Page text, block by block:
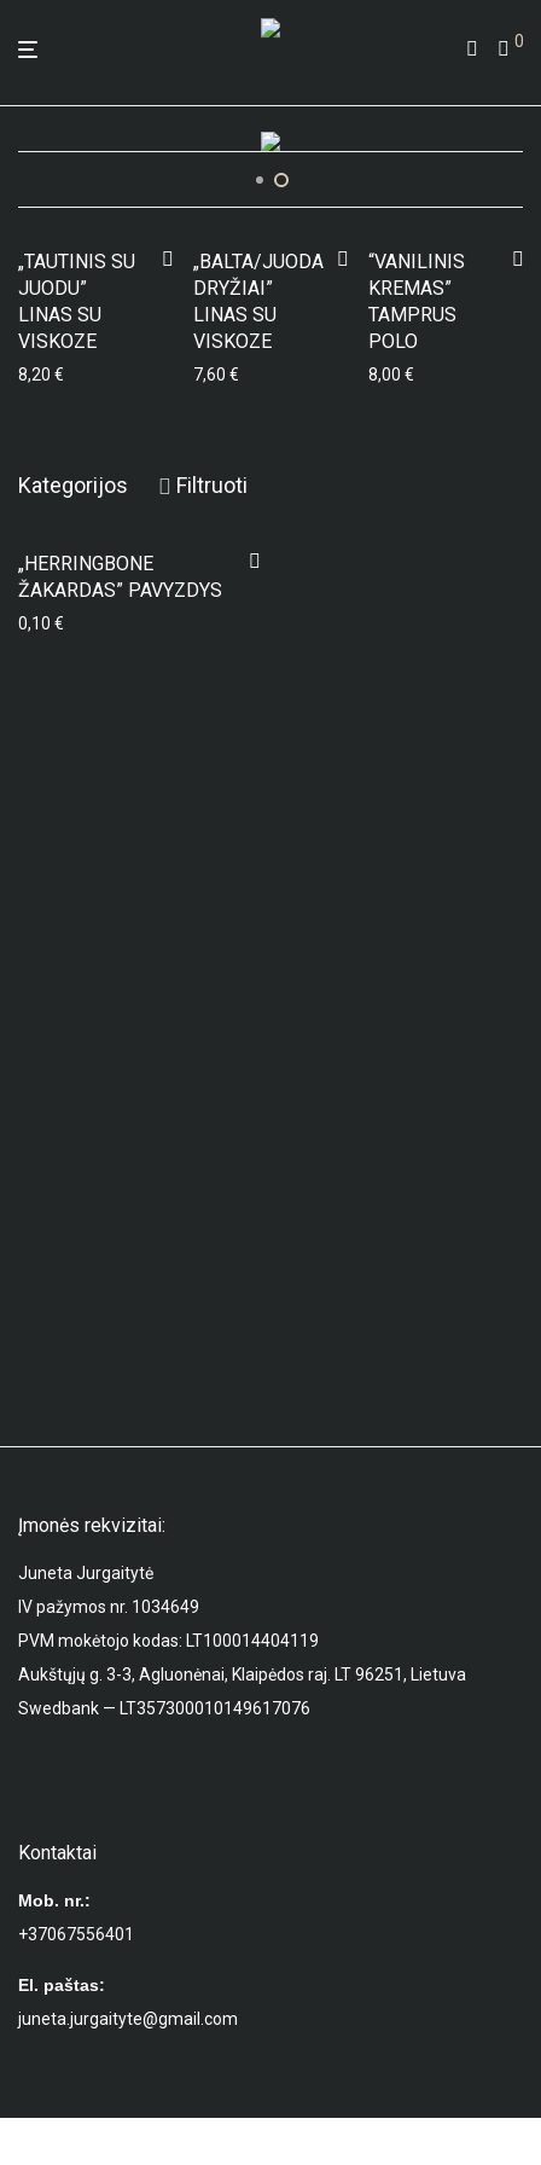
0
„TAUTINIS SU
JUODU”
LINAS SU
VISKOZE
8,20 €
„BALTA/JUODA
DRYŽIAI”
LINAS SU
VISKOZE
7,60 €
“VANILINIS
KREMAS”
TAMPRUS
POLO
8,00 €
Kategorijos Filtruoti
„HERRINGBONE
ŽAKARDAS” PAVYZDYS
0,10 €
Įmonės rekvizitai:
Juneta Jurgaitytė
IV pažymos nr. 1034649
PVM mokėtojo kodas: LT100014404119
Aukštųjų g. 3-3, Agluonėnai, Klaipėdos raj. LT 96251, Lietuva
Swedbank — LT357300010149617076
Kontaktai
Mob. nr.:
+37067556401
El. paštas:
juneta.jurgaityte@gmail.com